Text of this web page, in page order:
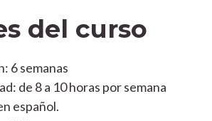
del curso
6 semanas
de 8 a 10 horas por semana
español.